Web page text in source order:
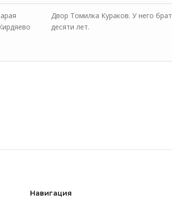
Двор Томилка Кураков. У него
десяти лет.
Навигация